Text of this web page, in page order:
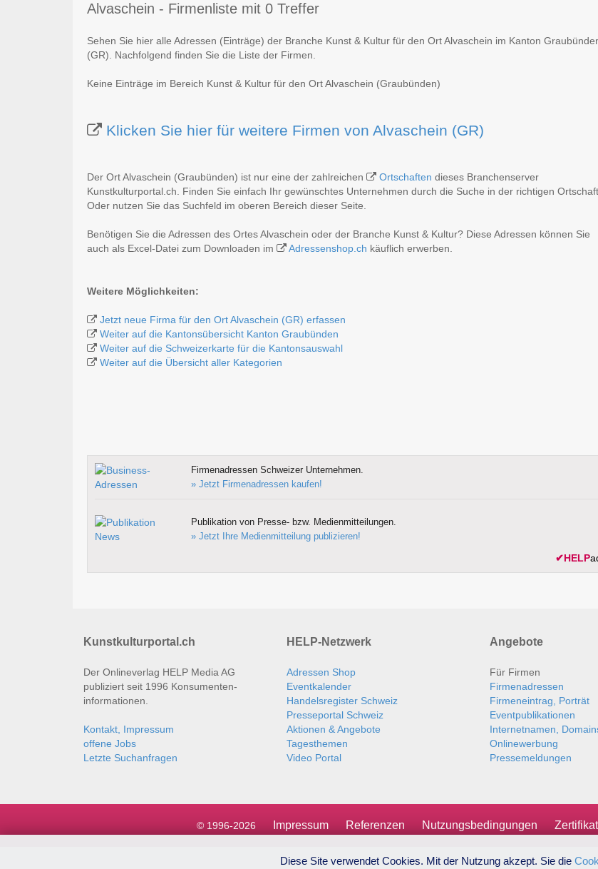
Alvaschein - Firmenliste mit 0 Treffer
Sehen Sie hier alle Adressen (Einträge) der Branche Kunst & Kultur für den Ort Alvaschein im Kanton
(GR). Nachfolgend finden Sie die Liste der Firmen.
Keine Einträge im Bereich Kunst & Kultur für den Ort Alvaschein (Graubünden)
Klicken Sie hier für weitere Firmen von Alvaschein (GR)
Der Ort Alvaschein (Graubünden) ist nur eine der zahlreichen Ortschaften dieses Branchenserver
Kunstkulturportal.ch. Finden Sie einfach Ihr gewünschtes Unternehmen durch die Suche in der richtigen
Oder nutzen Sie das Suchfeld im oberen Bereich dieser Seite.
Benötigen Sie die Adressen des Ortes Alvaschein oder der Branche Kunst & Kultur? Diese Adressen können Sie
auch als Excel-Datei zum Downloaden im
Adressenshop.ch käuflich erwerben.
Weitere Möglichkeiten:
Jetzt neue Firma für den Ort Alvaschein (GR) erfassen
Weiter auf die Kantonsübersicht Kanton Graubünden
Weiter auf die Schweizerkarte für die Kantonsauswahl
Weiter auf die Übersicht aller Kategorien
Firmenadressen Schweizer Unternehmen.
» Jetzt Firmenadressen kaufen!
Publikation von Presse- bzw. Medienmitteilungen.
» Jetzt Ihre Medienmitteilung publizieren!
✔HELP
Kunstkulturportal.ch
Der Onlineverlag HELP Media AG
publiziert seit 1996 Konsumenten­
informationen.
Kontakt, Impressum
offene Jobs
Letzte Suchanfragen
HELP-Netzwerk
Adressen Shop
Eventkalender
Handelsregister Schweiz
Presseportal Schweiz
Aktionen & Angebote
Tagesthemen
Video Portal
Angebote
Für Firmen
Firmenadressen
Firmeneintrag, Porträt
Eventpublikationen
Internetnamen,
Onlinewerbung
Pressemeldungen
© 1996-2026 Impressum Referenzen Nutzungsbedingungen
Diese Site verwendet Cookies. Mit der Nutzung akzept. Sie die